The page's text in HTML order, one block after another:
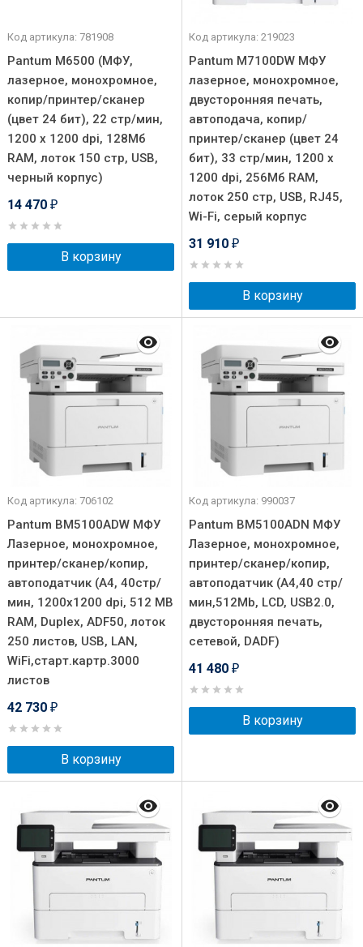
Код артикула: 781908
Pantum M6500 (МФУ,
лазерное, монохромное,
копир/принтер/сканер
(цвет 24 бит), 22 стр/мин,
1200 x 1200 dpi, 128Мб
RAM, лоток 150 стр, USB,
черный корпус)
14 470 ₽
В корзину
Код артикула: 219023
Pantum M7100DW МФУ
лазерное, монохромное,
двусторонняя печать,
автоподача, копир/
принтер/сканер (цвет 24
бит), 33 стр/мин, 1200 x
1200 dpi, 256Мб RAM,
лоток 250 стр, USB, RJ45,
Wi-Fi, серый корпус
31 910 ₽
В корзину
Код артикула: 706102
Pantum BM5100ADW МФУ
Лазерное, монохромное,
принтер/сканер/копир,
автоподатчик (A4, 40стр/
мин, 1200x1200 dpi, 512 MB
RAM, Duplex, ADF50, лоток
250 листов, USB, LAN,
WiFi,старт.картр.3000
листов
42 730 ₽
В корзину
Код артикула: 990037
Pantum BM5100ADN МФУ
Лазерное, монохромное,
принтер/сканер/копир,
автоподатчик (A4,40 стр/
мин,512Mb, LCD, USB2.0,
двусторонняя печать,
сетевой, DADF)
41 480 ₽
В корзину